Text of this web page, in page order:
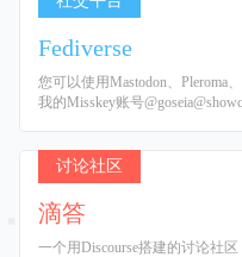
Fediverse
您可以使用Mastodon、Pleroma
我的Misskey账号
讨论社区
滴答
一个用Discourse搭建的讨论社